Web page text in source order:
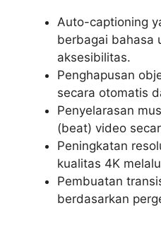
Auto-captioning
berbagai bahasa
aksesibilitas.
Penghapusan
secara otomatis
Penyelarasan
(beat) video
Peningkatan
kualitas 4K
Pembuatan
berdasarkan